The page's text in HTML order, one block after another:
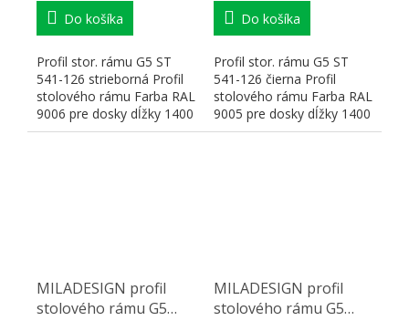
Do košíka
Profil stor. rámu G5 ST
541-126 strieborná Profil
stolového rámu Farba RAL
9006 pre dosky dĺžky 1400
mm Rozmery:...
Do košíka
Profil stor. rámu G5 ST
541-126 čierna Profil
stolového rámu Farba RAL
9005 pre dosky dĺžky 1400
mm Rozmery:...
MILADESIGN profil
stolového rámu G5
MILADESIGN profil
stolového rámu G5